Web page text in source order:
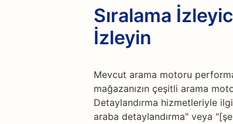
Sıralama
İzleyin
Mevcut arama motoru
mağazanızın çeşitli arama
Detaylandırma hizmetleriyle
araba detaylandırma" veya